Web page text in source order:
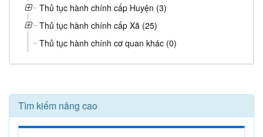
Thủ tục hành chính cấp Huyện (3)
Thủ tục hành chính cấp Xã (25)
Thủ tục hành chính cơ quan khác (0)
Tìm kiếm nâng cao